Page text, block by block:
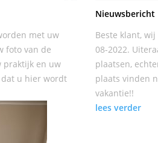
met uw
foto van de
praktijk en uw
dat u hier wordt
Nieuwsbericht
Beste klant,
08-2022.
plaatsen,
plaats vinden
vakantie!!
lees verder